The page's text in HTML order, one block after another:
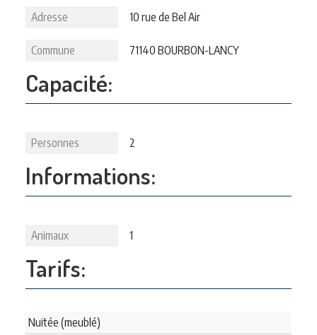
Adresse 10 rue de Bel Air
Commune 71140 BOURBON-LANCY
Capacité:
Personnes 2
Informations:
Animaux 1
Tarifs:
Nuitée (meublé)